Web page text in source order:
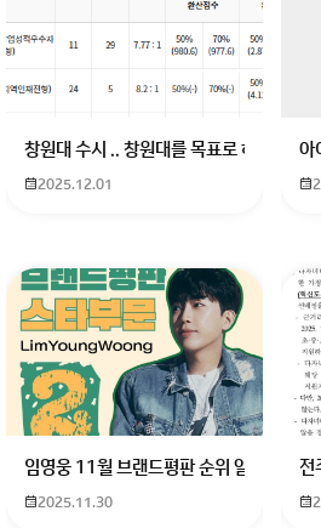
창원대 수시 .. 창원대를 목표로 하고 있
2025.12.01
아
임영웅 11월 브랜드평판 순위 알고싶어
2025.11.30
전